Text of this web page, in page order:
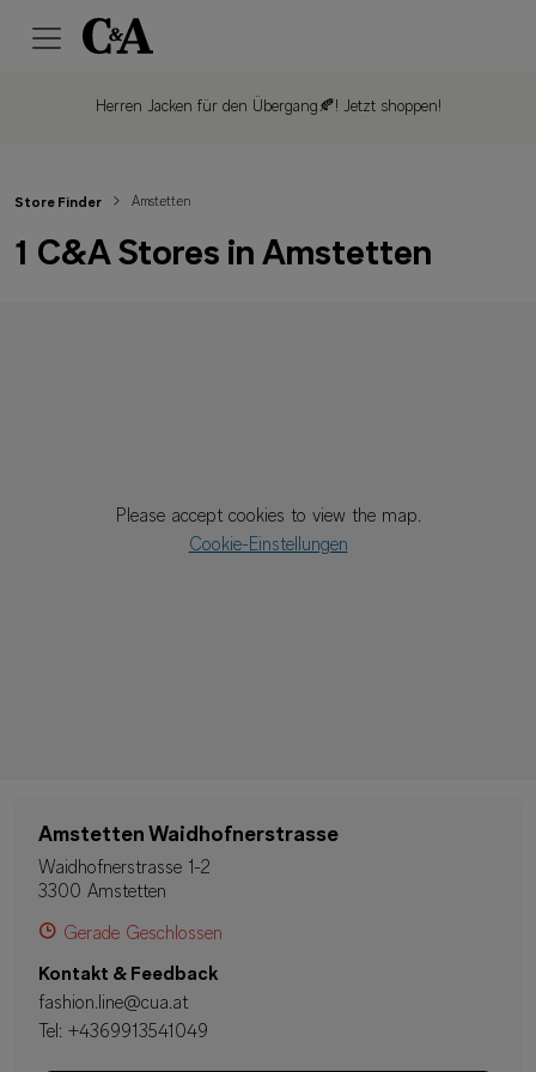
Herren Jacken für den Übergang🍂! Jetzt shoppen!
Please accept cookies to view the map.
Cookie-Einstellungen
Store Finder Amstetten
1 C&A Stores in Amstetten
Amstetten Waidhofnerstrasse
Waidhofnerstrasse 1-2
3300 Amstetten
Gerade Geschlossen
Kontakt & Feedback
fashion.line@cua.at
Tel: +4369913541049